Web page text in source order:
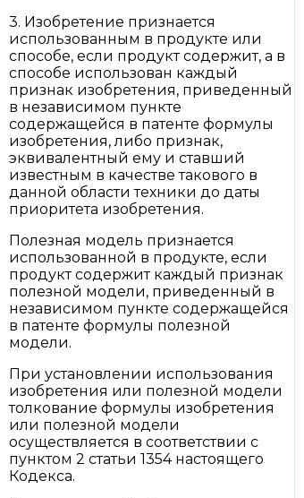
3. Изобретение признается
использованным в продукте или
способе, если продукт содержит, а в
способе использован каждый
признак изобретения, приведенный
в независимом пункте
содержащейся в патенте формулы
изобретения, либо признак,
эквивалентный ему и ставший
известным в качестве такового в
данной области техники до даты
приоритета изобретения.
Полезная модель признается
использованной в продукте, если
продукт содержит каждый признак
полезной модели, приведенный в
независимом пункте содержащейся
в патенте формулы полезной
модели.
При установлении использования
изобретения или полезной модели
толкование формулы изобретения
или полезной модели
осуществляется в соответствии с
пунктом 2 статьи 1354 настоящего
Кодекса.